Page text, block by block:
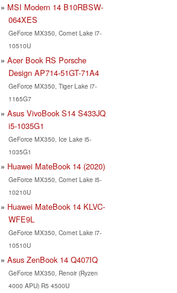
MSI Modern 14 B10RBSW-
064XES
GeForce MX350, Comet Lake i7-
10510U
Acer Book RS Porsche
Design AP714-51GT-71A4
GeForce MX350, Tiger Lake i7-
1165G7
Asus VivoBook S14 S433JQ
i5-1035G1
GeForce MX350, Ice Lake i5-
1035G1
Huawei MateBook 14 (2020)
GeForce MX350, Comet Lake i5-
10210U
Huawei MateBook 14 KLVC-
WFE9L
GeForce MX350, Comet Lake i7-
10510U
Asus ZenBook 14 Q407IQ
GeForce MX350, Renoir (Ryzen
4000 APU) R5 4500U